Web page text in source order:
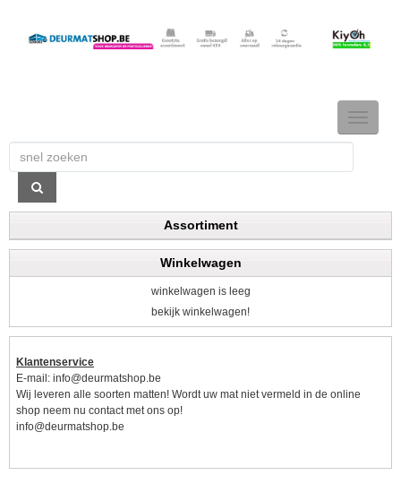
TOGGLE
Assortiment
Winkelwagen
winkelwagen is leeg
bekijk winkelwagen!
Klantenservice
E-mail: info@deurmatshop.be
Wij leveren alle soorten matten! Wordt uw mat niet vermeld in de online
shop neem nu contact met ons op!
info@deurmatshop.be